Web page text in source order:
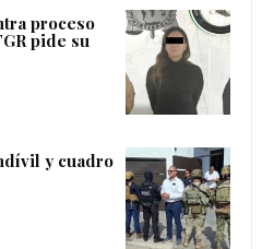
proceso
pide su
y cuadro